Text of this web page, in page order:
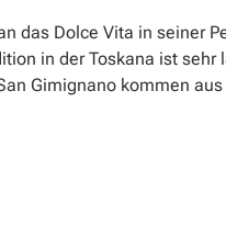
das Dolce Vita in seiner
in der Toskana ist sehr
Gimignano kommen